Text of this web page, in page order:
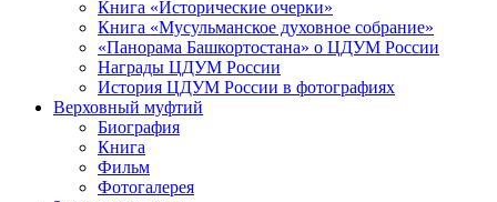
Книга «Исторические очерки»
Книга «Мусульманское духовное собрание»
«Панорама Башкортостана» о ЦДУМ России
Награды ЦДУМ России
История ЦДУМ России в фотографиях
Верховный муфтий
Биография
Книга
Фильм
Фотогалерея